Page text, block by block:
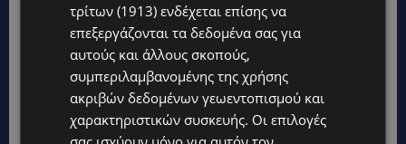
Οι ιδρυτές του Biotic υποστηρίζουν ότι αυτή η
προοπτική πρέπει να διερευνηθεί γρήγορα,
αλλά με διαφάνεια και προσοχή στους
πιθανούς κινδύνους.Θέλουν να δημιουργηθεί
μια ερευνητική κοινότητα που θα αναπτύσσει
τρίτων (1913) ενδέχεται επίσης να
επεξεργάζονται τα δεδομένα σας για
αυτούς και άλλους σκοπούς,
συμπεριλαμβανομένης της χρήσης
ακριβών δεδομένων γεωεντοπισμού και
χαρακτηριστικών συσκευής. Οι επιλογές